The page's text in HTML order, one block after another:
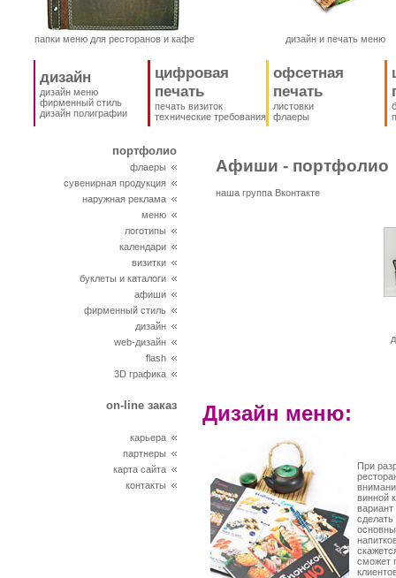
папки меню для ресторанов и кафе дизайн и печать меню
дизайн
дизайн меню
фирменный стиль
дизайн полиграфии
цифровая
печать
печать визиток
технические требования
офсетная
печать
листовки
флаеры
портфолио
флаеры
сувенирная продукция
наружная реклама
меню
логотипы
календари
визитки
буклеты и каталоги
афиши
фирменный стиль
дизайн
web-дизайн
flash
3D графика
on-line заказ
карьера
партнеры
карта сайта
контакты
Афиши - портфолио
наша группа Вконтакте
Дизайн меню:
При
винной
вариант
сможет